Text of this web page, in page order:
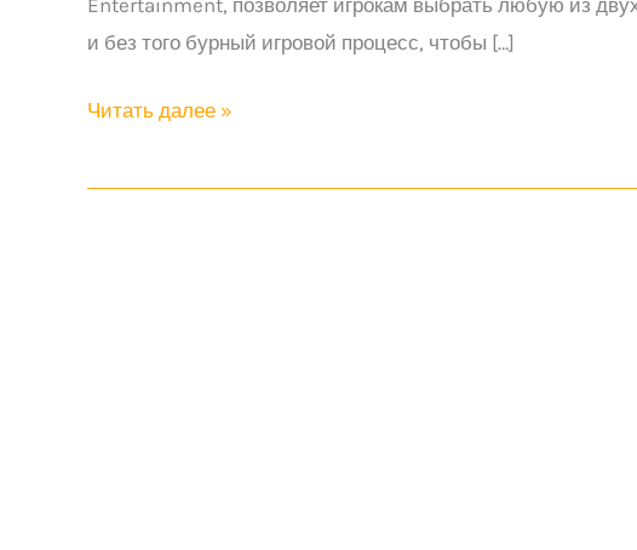
и без того бурный игровой процесс, чтобы […]
Игры
на
Читать далее »